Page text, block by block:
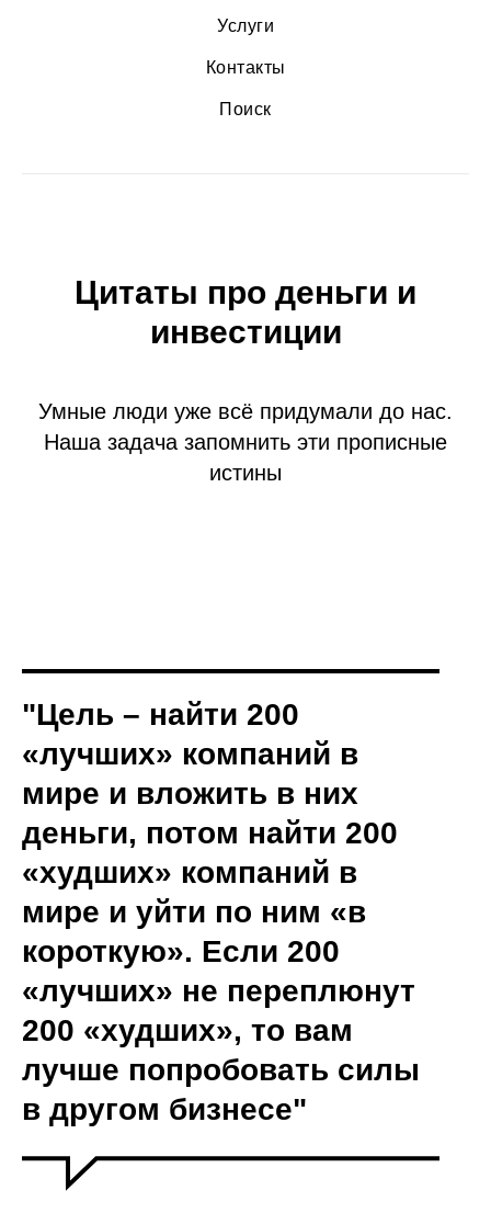
Услуги
Контакты
Поиск
Цитаты про деньги и
инвестиции
Умные люди уже всё придумали до нас.
Наша задача запомнить эти прописные
истины
"Цель – найти 200
«лучших» компаний в
мире и вложить в них
деньги, потом найти 200
«худших» компаний в
мире и уйти по ним «в
короткую». Если 200
«лучших» не переплюнут
200 «худших», то вам
лучше попробовать силы
в другом бизнесе"